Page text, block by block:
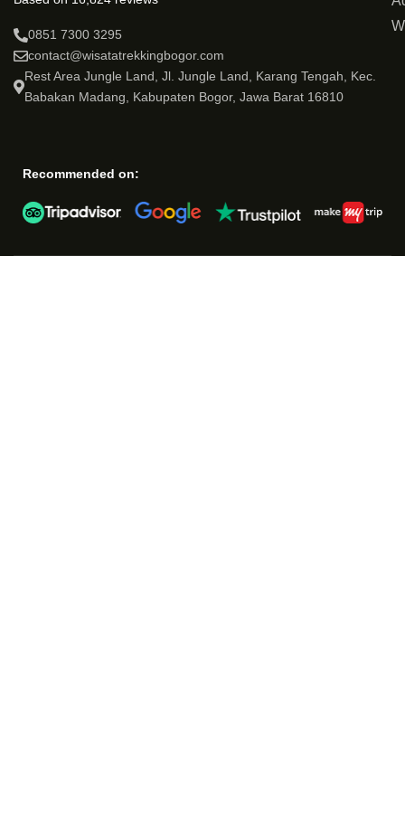
0851 7300 3295
contact@wisatatrekkingbogor.com
Rest Area Jungle Land, Jl. Jungle Land, Karang Tengah, Kec.
Babakan Madang, Kabupaten Bogor, Jawa Barat 16810
Recommended on: